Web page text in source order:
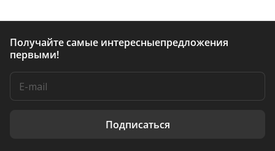
Получайте самые интересныепредложения
первыми!
Подписаться